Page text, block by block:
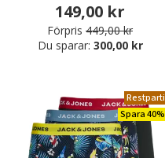
149,00 kr
Förpris 449,00 kr
Du sparar: 300,00 kr
Restparti
Spara 40%